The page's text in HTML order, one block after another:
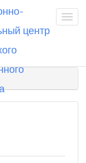
центр